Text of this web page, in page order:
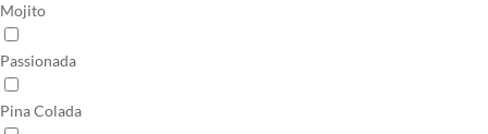
Mojito
Passionada
Pina Colada